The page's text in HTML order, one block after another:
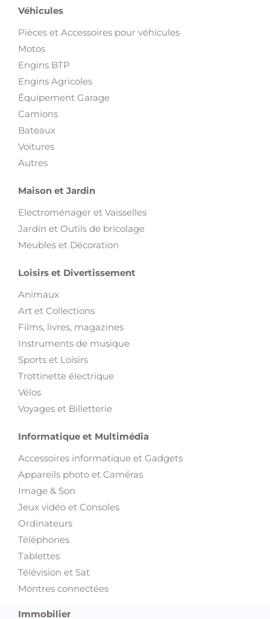
Véhicules
Pièces et Accessoires pour véhicules
Motos
Engins BTP
Engins Agricoles
Équipement Garage
Camions
Bateaux
Voitures
Autres
Maison et Jardin
Electroménager et Vaisselles
Jardin et Outils de bricolage
Meubles et Décoration
Loisirs et Divertissement
Animaux
Art et Collections
Films, livres, magazines
Instruments de musique
Sports et Loisirs
Trottinette électrique
Vélos
Voyages et Billetterie
Informatique et Multimédia
Accessoires informatique et Gadgets
Appareils photo et Caméras
Image & Son
Jeux vidéo et Consoles
Ordinateurs
Téléphones
Tablettes
Télévision et Sat
Montres connectées
Immobilier